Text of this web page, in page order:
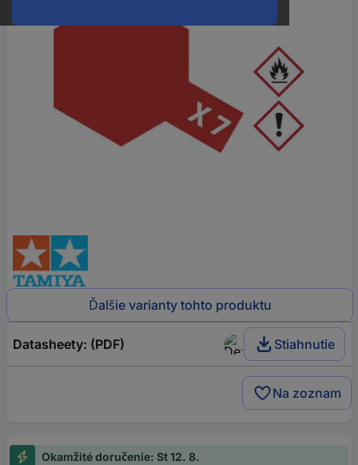
Ďalšie varianty tohto produktu
Datasheety: (PDF) Stiahnutie
Na zoznam
Okamžité doručenie: St 12. 8.